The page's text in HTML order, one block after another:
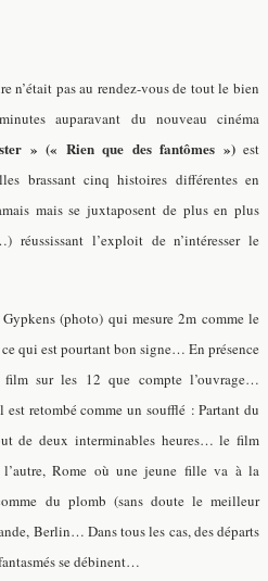
n’était pas au rendez-vous de tout le bien
auparavant du nouveau cinéma
» (« Rien que des fantômes »)est
brassant cinq histoires différentes en
mais se juxtaposent de plus en plus
réussissant l’exploit de n’intéresser le
(photo) qui mesure 2m comme le
qui est pourtant bon signe… En présence
sur les 12 que compte l’ouvrage…
est retombé comme un soufflé : Partant du
de deux interminables heures… le film
l’autre, Rome où une jeune fille va à la
du plomb (sans doute le meilleur
Berlin… Dans tous les cas, des départs
se débinent…